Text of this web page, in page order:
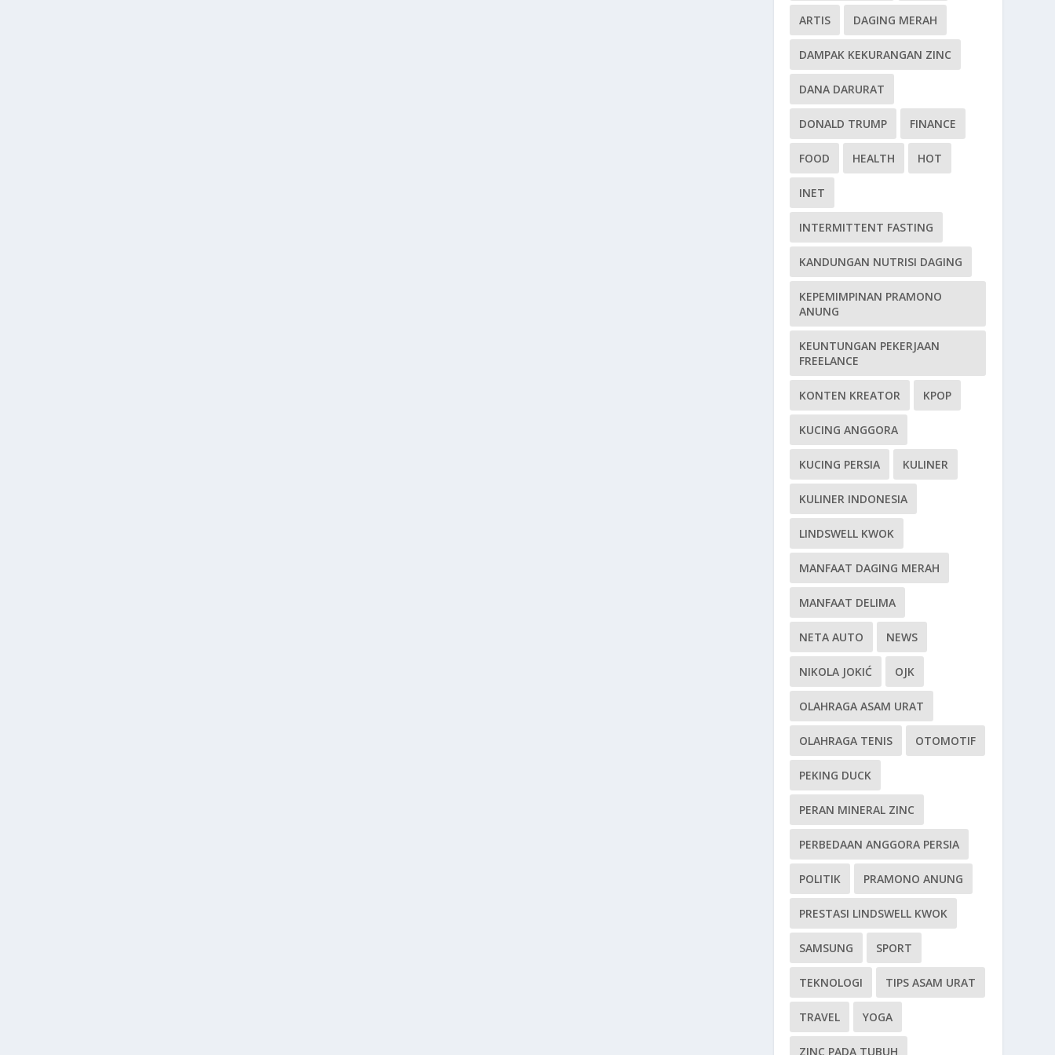
ARTIS DAGING MERAH
DAMPAK KEKURANGAN ZINC
DANA DARURAT
DONALD TRUMP FINANCE
FOOD HEALTH HOT
INET
INTERMITTENT FASTING
KANDUNGAN NUTRISI DAGING
KEPEMIMPINAN PRAMONO
ANUNG
KEUNTUNGAN PEKERJAAN
FREELANCE
KONTEN KREATOR KPOP
KUCING ANGGORA
KUCING PERSIA KULINER
KULINER INDONESIA
LINDSWELL KWOK
MANFAAT DAGING MERAH
MANFAAT DELIMA
NETA AUTO NEWS
NIKOLA JOKIĆ OJK
OLAHRAGA ASAM URAT
OLAHRAGA TENIS OTOMOTIF
PEKING DUCK
PERAN MINERAL ZINC
PERBEDAAN ANGGORA PERSIA
POLITIK PRAMONO ANUNG
PRESTASI LINDSWELL KWOK
SAMSUNG SPORT
TEKNOLOGI TIPS ASAM URAT
TRAVEL YOGA
ZINC PADA TUBUH